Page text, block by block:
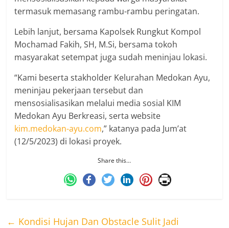
termasuk memasang rambu-rambu peringatan.
Lebih lanjut, bersama Kapolsek Rungkut Kompol
Mochamad Fakih, SH, M.Si, bersama tokoh
masyarakat setempat juga sudah meninjau lokasi.
“Kami beserta stakholder Kelurahan Medokan Ayu,
meninjau pekerjaan tersebut dan
mensosialisasikan melalui media sosial KIM
Medokan Ayu Berkreasi, serta website
kim.medokan-ayu.com,” katanya pada Jum’at
(12/5/2023) di lokasi proyek.
Share this…
← Kondisi Hujan Dan Obstacle Sulit Jadi